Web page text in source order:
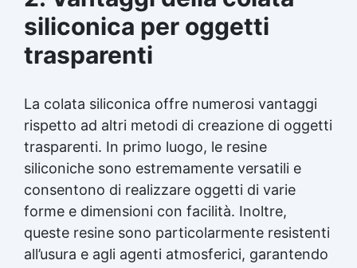
asciugatura Formine silicone In quanto tempo si
asciuga il silicone Olio di silicone spray a cosa
serve Silicone liquido trasparente Olio
siliconico Silicone olio See all articles →
Gomma da stampi Gomma al silicone per stampi
Gomma siliconica per stampi Gomma siliconica
liquida per stampi Gomma siliconica fai da te
Gomma siliconica da colata Gomma liquida per
stampi Gomma siliconica per stampi durevoli
Gomma siliconica per colata Gomma siliconica
per calchi Gomma siliconica colata Gomma
siliconica per stampi 5 kg Gomma al silicone
Gomma silicone Gomme siliconiche Gomma
liquida trasparente Gomma per stampi Gomma
siliconica resistente Gomma siliconica per
siliconica per oggetti
trasparenti
La colata siliconica offre numerosi vantaggi
rispetto ad altri metodi di creazione di oggetti
trasparenti. In primo luogo, le resine
siliconiche sono estremamente versatili e
consentono di realizzare oggetti di varie
forme e dimensioni con facilità. Inoltre,
queste resine sono particolarmente resistenti
all’usura e agli agenti atmosferici, garantendo